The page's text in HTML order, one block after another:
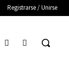
Registrarse / Unirse